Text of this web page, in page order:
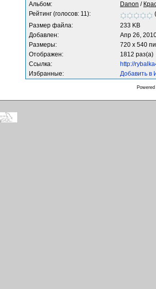
Альбом:
Danon /
Рейтинг (голосов: 11):
(
Размер файла:
233 KB
Добавлен:
Апр 26,
Размеры:
720 x 540
Отображен:
1812 раз(а)
Ссылка:
http://
Избранные:
Добавить в